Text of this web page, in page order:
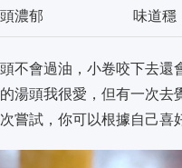
濃郁 味道穩
不會過油，小卷咬下去
湯頭我很愛，但有一次
嘗試，你可以根據自己喜